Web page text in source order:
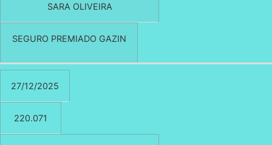
SARA OLIVEIRA
SEGURO PREMIADO GAZIN
27/12/2025
220.071